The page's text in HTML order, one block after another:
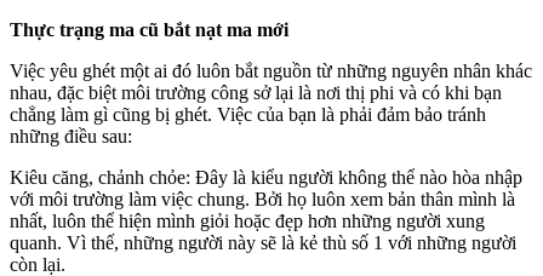
Thực trạng ma cũ bắt nạt ma mới
Việc yêu ghét một ai đó luôn bắt nguồn từ những nguyên nhân khác
nhau, đặc biệt môi trường công sở lại là nơi thị phi và có khi bạn
chẳng làm gì cũng bị ghét. Việc của bạn là phải đảm bảo tránh
những điều sau:
Kiêu căng, chảnh chỏe: Đây là kiểu người không thể nào hòa nhập
với môi trường làm việc chung. Bởi họ luôn xem bản thân mình là
nhất, luôn thể hiện mình giỏi hoặc đẹp hơn những người xung
quanh. Vì thế, những người này sẽ là kẻ thù số 1 với những người
còn lại.